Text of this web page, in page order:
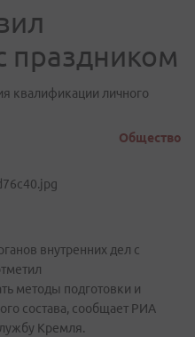
праздником
квалификации личного
Общество
внутренних дел с
методы подготовки и
состава, сообщает РИА
Кремля.